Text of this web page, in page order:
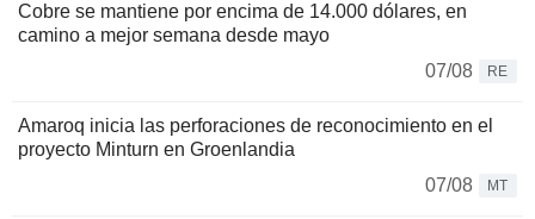
Cobre se mantiene por encima de 14.000 dólares, en
camino a mejor semana desde mayo
07/08
RE
Amaroq inicia las perforaciones de reconocimiento en el
proyecto Minturn en Groenlandia
07/08
MT